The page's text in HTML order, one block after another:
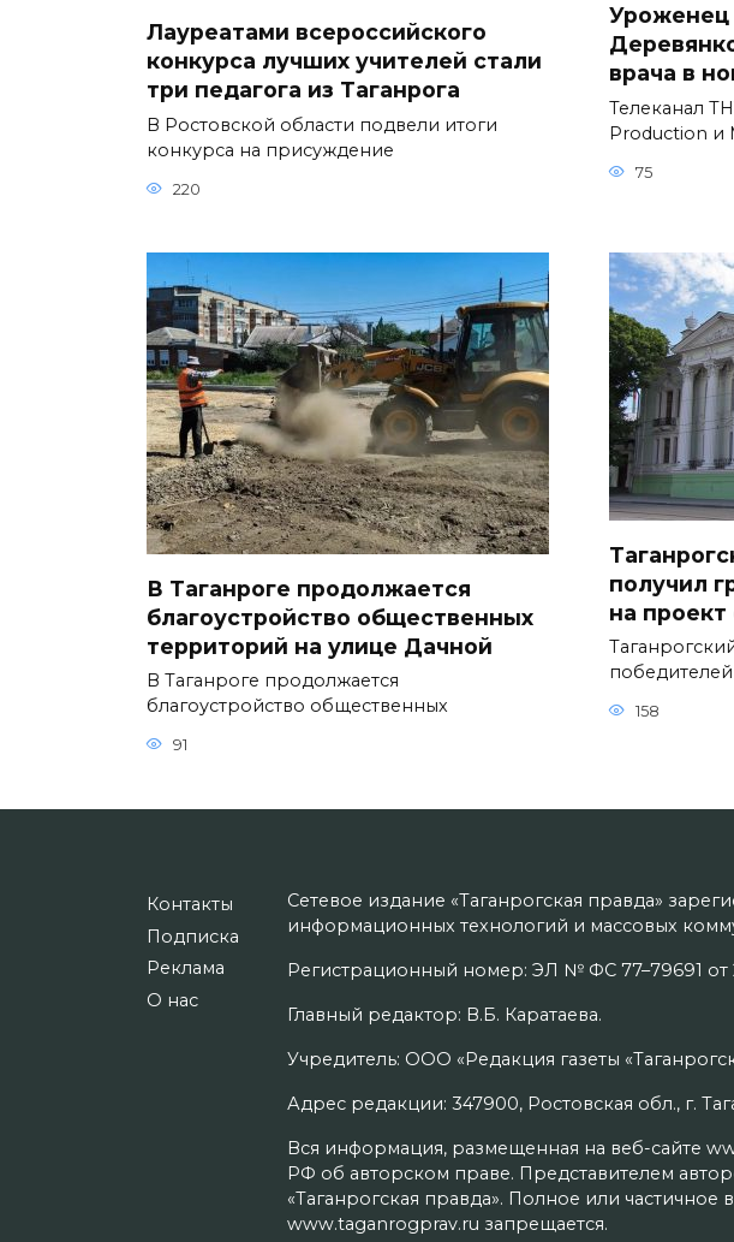
Лауреатами всероссийского
конкурса лучших учителей стали
три педагога из Таганрога
В Ростовской области подвели итоги
конкурса на присуждение
220
Уроженец
врача в
Телеканал
Production и
75
В Таганроге продолжается
благоустройство общественных
территорий на улице Дачной
В Таганроге продолжается
благоустройство общественных
91
получил
на
158
Контакты
Подписка
Реклама
О нас
Сетевое издание «Таганрогская правда»
информационных технологий и массовых
Регистрационный номер: ЭЛ № ФС 77–79691 от
Главный редактор: В.Б. Каратаева.
Учредитель: ООО «Редакция газеты
Адрес редакции: 347900, Ростовская обл., г.
Вся информация, размещенная на веб-сайте
РФ об авторском праве. Представителем
«Таганрогская правда». Полное или
www.taganrogprav.ru запрещается.